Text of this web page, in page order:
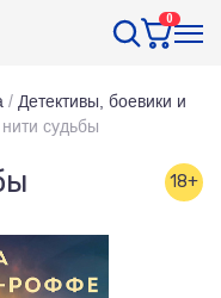
0
/ Детективы, боевики и
судьбы
18+